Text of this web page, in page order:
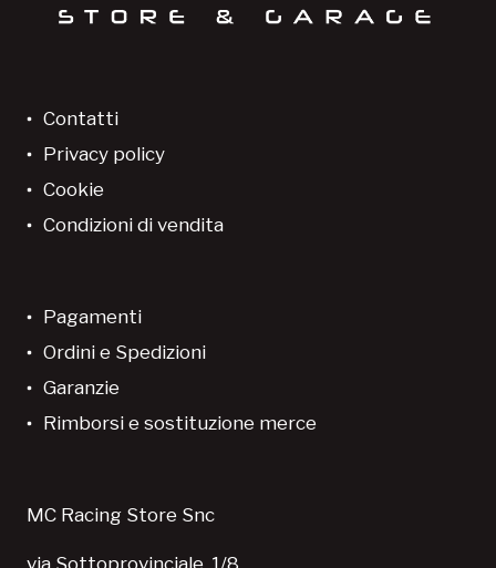
Contatti
Privacy policy
Cookie
Condizioni di vendita
Pagamenti
Ordini e Spedizioni
Garanzie
Rimborsi e sostituzione merce
MC Racing Store Snc